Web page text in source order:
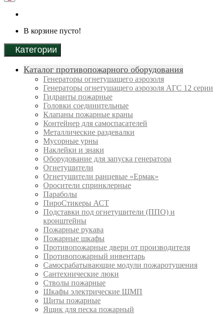
В корзине пусто!
Категории
Каталог противопожарного оборудования
Генераторы огнетушащего аэрозоля
Генераторы огнетушащего аэрозоля АГС 12 серии
Гидранты пожарные
Головки соединительные
Клапаны пожарные краны
Контейнер для самоспасателей
Металлические раздевалки
Мусорные урны
Наклейки и знаки
Оборудование для запуска генератора
Огнетушители
Огнетушители ранцевые «Ермак»
Оросители спринклерные
Параболы
ПироСтикеры АСТ
Подставки под огнетушители (ППО) и
кронштейны
Пожарные рукава
Пожарные шкафы
Противопожарные двери от производителя
Противопожарный инвентарь
Самосрабатывающие модули пожаротушения
Сантехнические люки
Стволы пожарные
Шкафы электрические ЩМП
Щиты пожарные
Ящик для песка пожарный